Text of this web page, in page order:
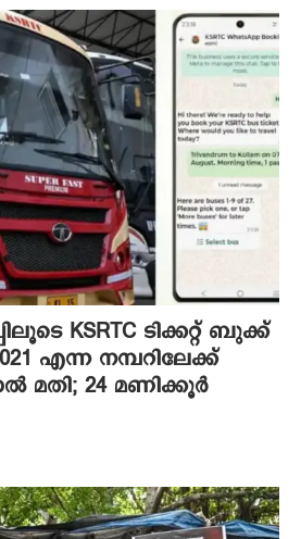
KSRTC ടിക്കറ്റ് ബുക്ക്
എന്ന നമ്പറിലേക്ക്
മതി; 24 മണിക്കൂർ